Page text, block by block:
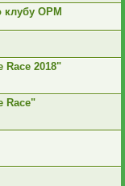
клубу ОРМ
Race 2018"
Race"